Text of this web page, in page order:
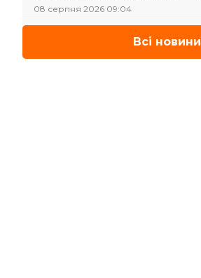
08 серпня 2026 09:04
Всі новини